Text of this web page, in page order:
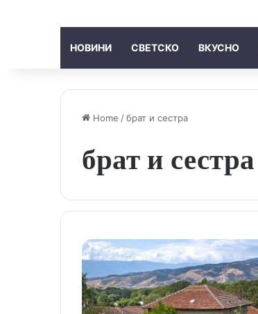
НОВИНИ СВЕТСКО ВКУСНО
Home /брат и сестра
брат и сестра